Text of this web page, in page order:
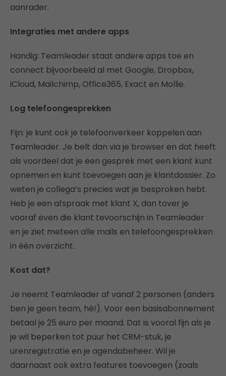
aanrader.
Integraties met andere apps
Handig: Teamleader staat andere apps toe en
connect bijvoorbeeld al met Google, Dropbox,
iCloud, Mailchimp, Office365, Exact en Mollie.
Log telefoongesprekken
Fijn: je kunt ook je telefoonverkeer koppelen aan
Teamleader. Je belt dan via je browser en dat heeft
als voordeel dat je een gesprek met een klant kunt
opnemen en kunt toevoegen aan je klantdossier. Zo
weten je collega’s precies wat je besproken hebt.
Heb je een afspraak met klant X, dan tover je
vooraf even die klant tevoorschijn in Teamleader
en je ziet meteen alle mails en telefoongesprekken
in één overzicht.
Kost dat?
Je neemt Teamleader af vanaf 2 personen (anders
ben je geen team, hè!). Voor een basisabonnement
betaal je 25 euro per maand. Dat is vooral fijn als je
je wil beperken tot puur het CRM-stuk, je
urenregistratie en je agendabeheer. Wil je
daarnaast ook extra features toevoegen (zoals